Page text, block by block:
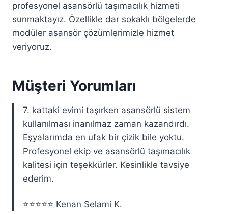
profesyonel asansörlü taşımacılık hizmeti
sunmaktayız. Özellikle dar sokaklı bölgelerde
modüler asansör çözümlerimizle hizmet
veriyoruz.
Müşteri Yorumları
7. kattaki evimi taşırken asansörlü sistem
kullanılması inanılmaz zaman kazandırdı.
Eşyalarımda en ufak bir çizik bile yoktu.
Profesyonel ekip ve asansörlü taşımacılık
kalitesi için teşekkürler. Kesinlikle tavsiye
ederim.
⭐⭐⭐⭐⭐ Kenan Selami K.